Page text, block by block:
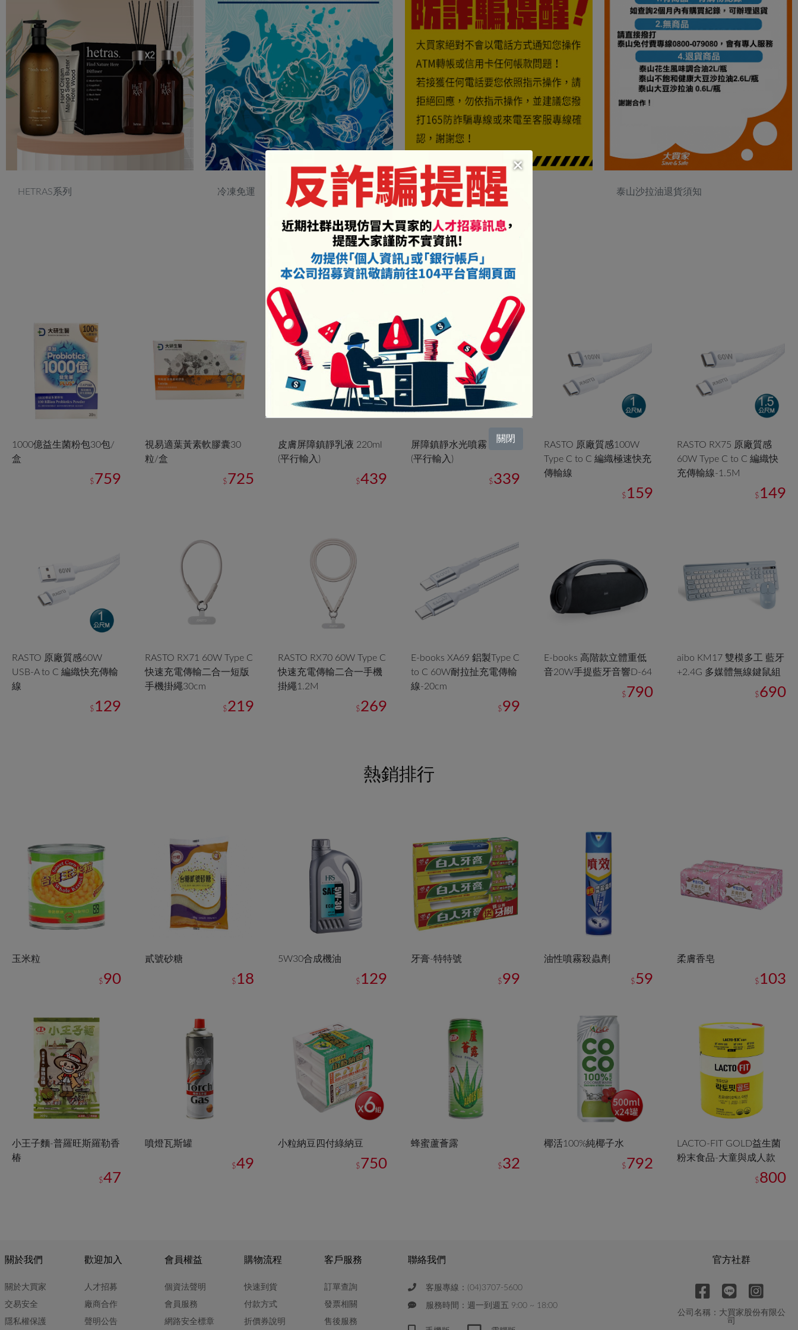
HETRAS系列 冷凍免運 重要公告 泰山沙拉油退貨須知
最新上架
1000億益生菌粉包30包/
盒
$759
視易適葉黃素軟膠囊30
粒/盒
$725
皮膚屏障鎮靜乳液 220ml
(平行輸入)
$439
屏障鎮靜水光噴霧 100ml
(平行輸入)
$339
RASTO 原廠質感100W
Type C to C 編織極速快充
傳輸線
$ 159
RASTO RX75 原廠質感
60W Type C to C 編織快
充傳輸線-1.5M
$ 149
RASTO 原廠質感60W
USB-A to C 編織快充傳輸
線
$ 129
RASTO RX71 60W Type C
快速充電傳輸二合一短版
手機掛繩30cm
$219
RASTO RX70 60W Type C
快速充電傳輸二合一手機
掛繩1.2M
$269
E-books XA69 鋁製Type C
to C 60W耐拉扯充電傳輸
線-20cm
$99
E-books 高階款立體重低
音20W手提藍牙音響D-64
$790
aibo KM17 雙模多工 藍牙
+2.4G 多媒體無線鍵鼠組
$690
熱銷排行
玉米粒
$90
貳號砂糖
$ 18
5W30合成機油
$ 129
牙膏-特特號
$99
油性噴霧殺蟲劑
$59
柔膚香皂
$ 103
小王子麵-普羅旺斯羅勒香
椿
$47
噴燈瓦斯罐
$49
小粒納豆四付綠納豆
$750
蜂蜜蘆薈露
$32
椰活100%純椰子水
$792
LACTO-FIT GOLD益生菌
粉末食品-大童與成人款
$800
×
關閉
關於我們
關於大買家
交易安全
隱私權保護
歡迎加入
人才招募
廠商合作
聲明公告
會員權益
個資法聲明
會員服務
網路安全標章
購物流程
快速到貨
付款方式
折價券說明
客戶服務
訂單查詢
發票相關
售後服務
聯絡我們
客服專線：(04)3707-5600
服務時間：週一到週五 9:00 ~ 18:00
官方社群
公司名稱：大買家股份有限公
司